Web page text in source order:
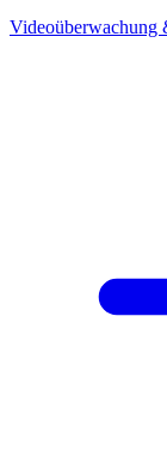
Videoüberwachung